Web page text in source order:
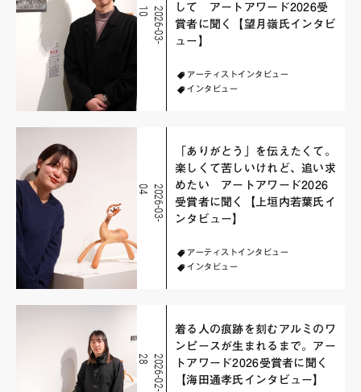
2
0
2
6
-
0
3
-
1
0
して アートアワード2026受
賞者に聞く【望月嶺氏インタビ
ュー】
アーティストインタビュー
インタビュー
2
0
2
6
-
0
3
-
0
4
「ありがとう」を伝えたくて。
楽しくて苦しいけれど、追い求
めたい アートアワード2026
受賞者に聞く【上垣内若葉氏イ
ンタビュー】
アーティストインタビュー
インタビュー
2
0
2
6
-
0
2
-
2
8
着る人の痕跡を刻むアルミのワ
ンピースが生まれるまで。アー
トアワード2026受賞者に聞く
【海田通孝氏インタビュー】